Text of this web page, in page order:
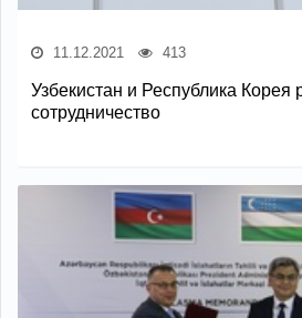
11.12.2021 413
Узбекистан и Республика Корея
сотрудничество